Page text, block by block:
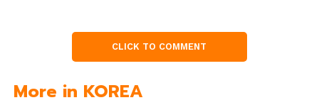
CLICK TO COMMENT
More in KOREA